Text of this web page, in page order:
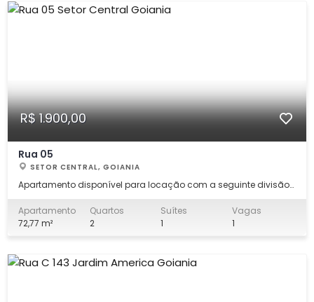
R$ 1.900,00
Rua 05
SETOR CENTRAL, GOIANIA
Apartamento disponível para locação com a seguinte divisão
quartos, 01 cozinha, 01 área de serviço, 01 garagem. Não perca
essa oportunidade! Agende uma visita com um de nossos
Apartamento
72,77 m²
Quartos
2
Suítes
1
Vagas
1